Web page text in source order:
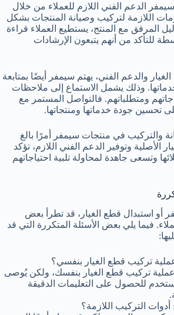
الدعم الفني اللازم للعملاء من خلال
اللازمة لتركيب وصيانة المنتجات بشكل
المرفق مع المنتج، يستطيع العملاء قراءة
للتأكد من أنهم يتبعون الإرشادات
والدعم الفني، يهتم سيمفر أيضًا بمتابعة
وذلك يشمل الاستماع إلى ملاحظات
ومتطلباتهم. فالتواصل المستمر مع
تحسين جودة خدماتها ومنتجاتها.
والتركيب في منتجات سيمفر أمرًا بالغ
الأصلية وتوفير الدعم الفني اللازم، تؤكد
وتسعى جاهدة لمحاولة تلبية احتياجاتهم
أو استبدال قطع الغيار، قد تطرأ بعض
فيما يلي بعض الأسئلة المتكررة التي قد
تركيب قطع الغيار بنفسي؟
عملية تركيب قطع الغيار بنفسك، ولكن يُوصى
للحصول على التعليمات الدقيقة
التركيب اللازمة؟